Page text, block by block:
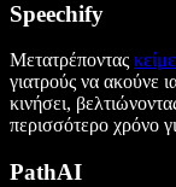
Speechify
Μετατρέποντας
γιατρούς να ακούνε
κινήσει,
περισσότερο χρόνο
PathAI